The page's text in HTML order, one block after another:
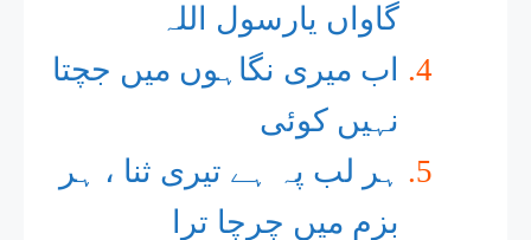
گاواں یارسول اللہ
اب میری نگاہوں میں جچتا
نہیں کوئی
ہر لب پہ ہے تیری ثنا ، ہر
بزم میں چرچا ترا